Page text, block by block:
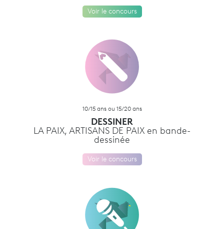
Voir le concours
10/15 ans ou 15/20 ans
DESSINER
LA PAIX, ARTISANS DE PAIX en bande-
dessinée
Voir le concours